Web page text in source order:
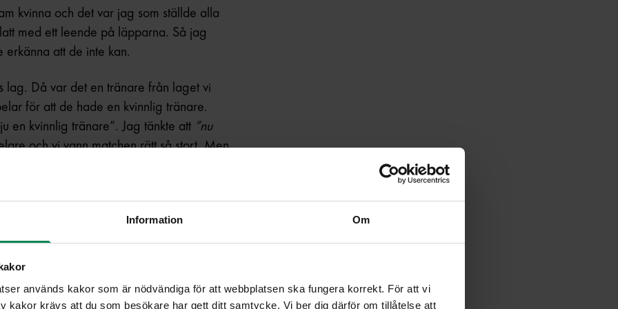
Information Om
används kakor som är nödvändiga för att webbplatsen ska fungera korrekt. För att vi
kakor krävs att du som besökare har gett ditt samtycke. Vi ber dig därför om tillåtelse att
kvinna och det var jag som ställde alla
med ett leende på läpparna. Så jag
erkänna att de inte kan.
lag. Då var det en tränare från laget vi
för att de hade en kvinnlig tränare.
en kvinnlig tränare”. Jag tänkte att ”nu
och vi vann matchen rätt så stort. Men
jag fram och sa
jag på klacken och gick.
50-fonden?
faktiskt inte fotbolls alls utan jobbade
ser ut i andra områden, men jag vet
åkte med på lägret berättade att det